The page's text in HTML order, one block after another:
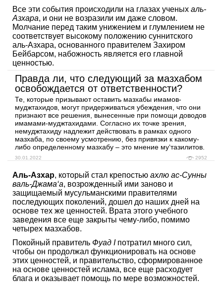
Все эти события происходили на глазах ученых аль-
Азхара, и они не возразили им даже словом.
Молчание перед таким унижением и глумлением не
соответствует высокому положению суннитского
аль-Азхара, основанного правителем Захиром
Бейбарсом, набожность является его главной
ценностью.
Правда ли, что следующий за мазхабом
освобождается от ответственности?
Те, которые призывают оставить мазхабы имамов-
муджтахидов, могут придерживаться убеждения, что они
признают все решения, вынесенные при помощи доводов
имамами-муджтахидами. Согласно их точке зрения,
немуджтахиду надлежит действовать в рамках одного
мазхаба, по своему усмотрению, без привязки к какому-
либо определенному мазхабу – это мнение му‘тазилитов.
30.01.2022 2952
Аль-Азхар, который стал крепостью ахлю ас-Сунны
валь-Джама‘а, возрожденный ими заново и
защищаемый мусульманскими правителями
последующих поколений, дошел до наших дней на
основе тех же ценностей. Врата этого учебного
заведения все еще закрыты чему-либо, помимо
четырех мазхабов.
Покойный правитель Фуад Iпотратил много сил,
чтобы он продолжал функционировать на основе
этих ценностей, и правительство, сформированное
на основе ценностей ислама, все еще расходует
блага и оказывает помощь по мере возможностей.